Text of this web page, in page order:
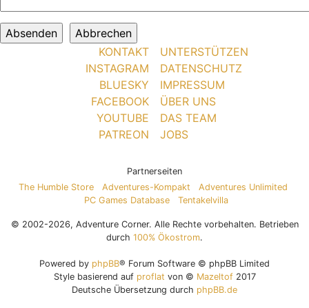
KONTAKT
INSTAGRAM
BLUESKY
FACEBOOK
YOUTUBE
PATREON
UNTERSTÜTZEN
DATENSCHUTZ
IMPRESSUM
ÜBER UNS
DAS TEAM
JOBS
Partnerseiten
The Humble Store
Adventures-Kompakt
Adventures Unlimited
PC Games Database
Tentakelvilla
© 2002-2026, Adventure Corner. Alle Rechte vorbehalten. Betrieben
durch 100% Ökostrom.
Powered by phpBB® Forum Software © phpBB Limited
Style basierend auf proflat von © Mazeltof2017
Deutsche Übersetzung durch phpBB.de